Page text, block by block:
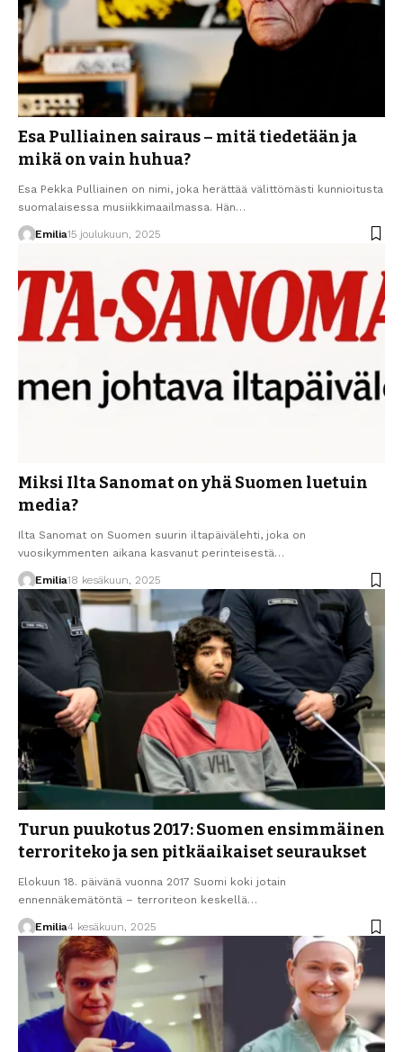
Esa Pulliainen sairaus – mitä tiedetään ja
mikä on vain huhua?
Esa Pekka Pulliainen on nimi, joka herättää välittömästi kunnioitusta
suomalaisessa musiikkimaailmassa. Hän…
Emilia15 joulukuun, 2025
Miksi Ilta Sanomat on yhä Suomen luetuin
media?
Ilta Sanomat on Suomen suurin iltapäivälehti, joka on
vuosikymmenten aikana kasvanut perinteisestä…
Emilia18 kesäkuun, 2025
Turun puukotus 2017: Suomen ensimmäinen
terroriteko ja sen pitkäaikaiset seuraukset
Elokuun 18. päivänä vuonna 2017 Suomi koki jotain
ennennäkemätöntä – terroriteon keskellä…
Emilia4 kesäkuun, 2025